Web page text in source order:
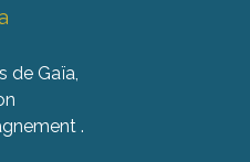
de Gaïa,
.